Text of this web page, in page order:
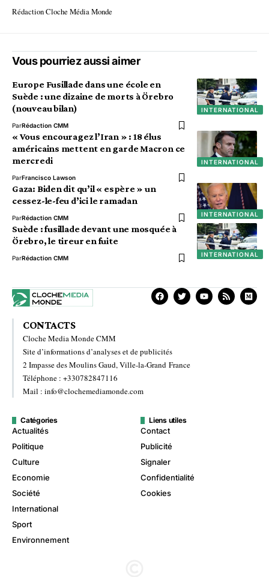
Rédaction Cloche Média Monde
Vous pourriez aussi aimer
INTERNATIONAL
Europe Fusillade dans une école en
Suède : une dizaine de morts à Örebro
(nouveau bilan)
ParRédaction CMM
INTERNATIONAL
« Vous encouragez l’Iran » : 18 élus
américains mettent en garde Macron ce
mercredi
ParFrancisco Lawson
INTERNATIONAL
Gaza: Biden dit qu’il « espère » un
cessez-le-feu d’ici le ramadan
ParRédaction CMM
INTERNATIONAL
Suède : fusillade devant une mosquée à
Örebro, le tireur en fuite
ParRédaction CMM
CONTACTS
Cloche Media Monde CMM
Site d’informations d’analyses et de publicités
2 Impasse des Moulins Gaud, Ville-la-Grand France
Téléphone : +330782847116
Mail : info@clochemediamonde.com
Catégories
Actualités
Politique
Culture
Economie
Société
International
Sport
Environnement
Liens utiles
Contact
Publicité
Signaler
Confidentialité
Cookies